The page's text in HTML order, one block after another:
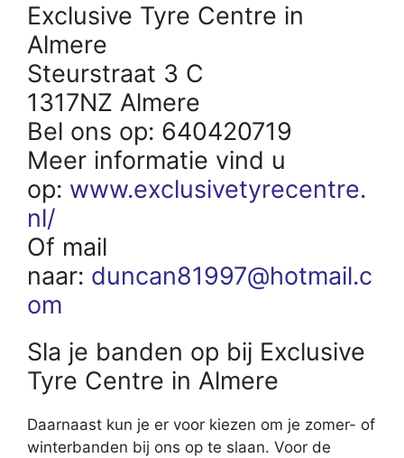
Exclusive Tyre Centre in
Almere
Steurstraat 3 C
1317NZ Almere
Bel ons op: 640420719
Meer informatie vind u
op: www.exclusivetyrecentre.
nl/
Of mail
naar: duncan81997@hotmail.c
om
Sla je banden op bij Exclusive
Tyre Centre in Almere
Daarnaast kun je er voor kiezen om je zomer- of
winterbanden bij ons op te slaan. Voor de